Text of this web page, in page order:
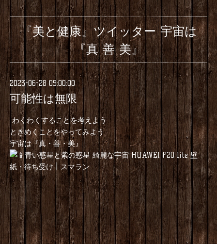
『美と健康』ツイッター 宇宙は
『真 善 美』
2023-06-28 09:00:00
可能性は無限
わくわくすることを考えよう
ときめくことをやってみよう
宇宙は『真・善・美』